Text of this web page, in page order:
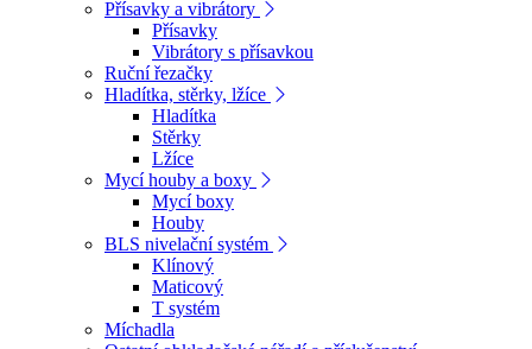
Přísavky a vibrátory
Přísavky
Vibrátory s přísavkou
Ruční řezačky
Hladítka, stěrky, lžíce
Hladítka
Stěrky
Lžíce
Mycí houby a boxy
Mycí boxy
Houby
BLS nivelační systém
Klínový
Maticový
T systém
Míchadla